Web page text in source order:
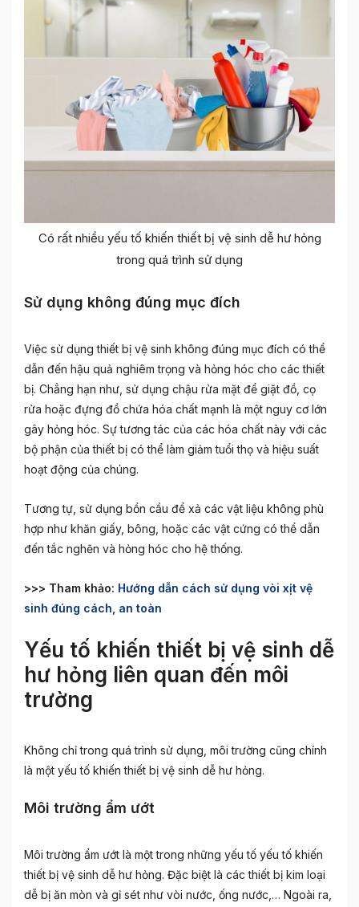
Có rất nhiều yếu tố khiến thiết bị vệ sinh dễ hư hỏng
trong quá trình sử dụng
Sử dụng không đúng mục đích
Việc sử dụng thiết bị vệ sinh không đúng mục đích có thể
dẫn đến hậu quả nghiêm trọng và hỏng hóc cho các thiết
bị. Chẳng hạn như, sử dụng chậu rửa mặt để giặt đồ, cọ
rửa hoặc đựng đồ chứa hóa chất mạnh là một nguy cơ lớn
gây hỏng hóc. Sự tương tác của các hóa chất này với các
bộ phận của thiết bị có thể làm giảm tuổi thọ và hiệu suất
hoạt động của chúng.
Tương tự, sử dụng bồn cầu để xả các vật liệu không phù
hợp như khăn giấy, bông, hoặc các vật cứng có thể dẫn
đến tắc nghẽn và hỏng hóc cho hệ thống.
>>> Tham khảo: Hướng dẫn cách sử dụng vòi xịt vệ
sinh đúng cách, an toàn
Yếu tố khiến thiết bị vệ sinh dễ
hư hỏng liên quan đến môi
trường
Không chỉ trong quá trình sử dụng, môi trường cũng chính
là một yếu tố khiến thiết bị vệ sinh dễ hư hỏng.
Môi trường ẩm ướt
Môi trường ẩm ướt là một trong những yếu tố yếu tố khiến
thiết bị vệ sinh dễ hư hỏng. Đặc biệt là các thiết bị kim loại
dễ bị ăn mòn và gỉ sét như vòi nước, ống nước,… Ngoài ra,